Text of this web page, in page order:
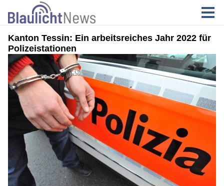
Kanton Tessin: Ein arbeitsreiches Jahr 2022 für
Polizeistationen